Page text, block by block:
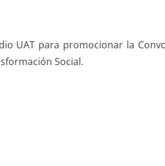
UAT para promocionar la
Social.